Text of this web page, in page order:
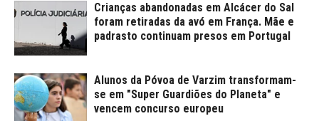
Crianças abandonadas em Alcácer do Sal
foram retiradas da avó em França. Mãe e
padrasto continuam presos em Portugal
Alunos da Póvoa de Varzim transformam-
se em "Super Guardiões do Planeta" e
vencem concurso europeu